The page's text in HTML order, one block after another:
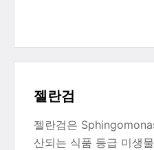
젤란검
젤란검은
산되는 식품 등급 미생